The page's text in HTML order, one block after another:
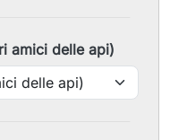
amici delle api)